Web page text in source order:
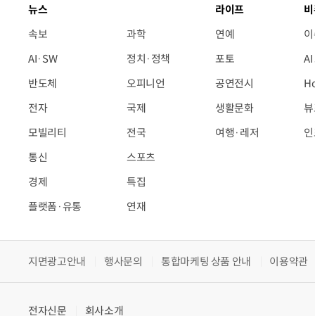
뉴스
속보
AI·SW
반도체
전자
모빌리티
통신
경제
플랫폼·유통
과학
정치·정책
오피니언
국제
전국
스포츠
특집
연재
라이프
연예
포토
공연전시
생활문화
여행·레저
지면광고안내 행사문의 통합마케팅 상품 안내 이용약관
전자신문
회사소개